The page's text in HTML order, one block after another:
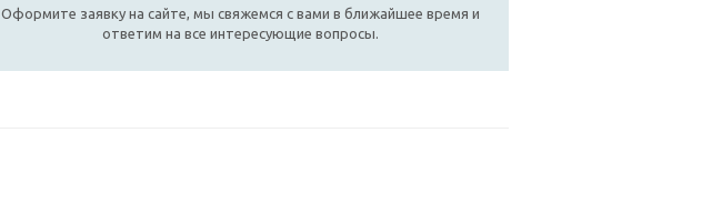
Оформите заявку на сайте, мы свяжемся с вами в ближайшее время и
ответим на все интересующие вопросы.